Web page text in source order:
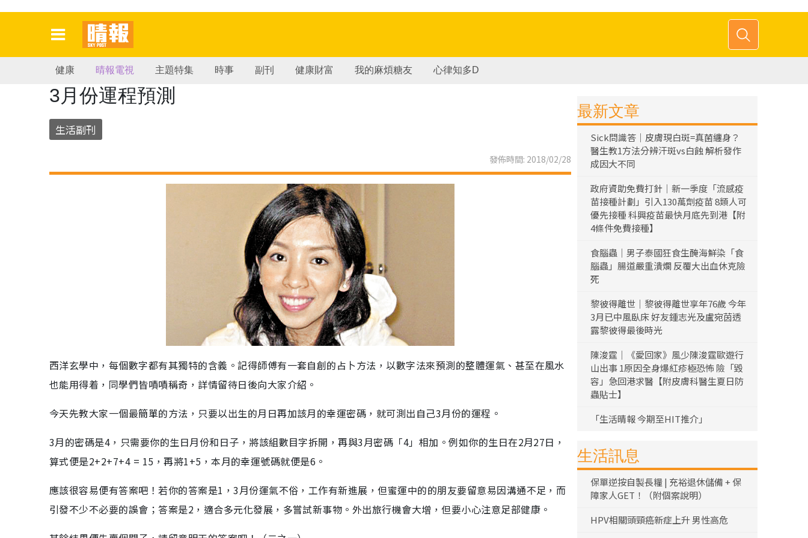
健康 晴報電視 主題特集 時事 副刊 健康財富 我的麻煩糖友 心律知多D
3月份運程預測
生活副刊
發佈時間: 2018/02/28
西洋玄學中，每個數字都有其獨特的含義。記得師傅有一套自創的占卜方法，以數字法來預測的整體運氣、甚至在風水
也能用得着，同學們皆嘖嘖稱奇，詳情留待日後向大家介紹。
今天先教大家一個最簡單的方法，只要以出生的月日再加該月的幸運密碼，就可測出自己3月份的運程。
3月的密碼是4，只需要你的生日月份和日子，將該組數目字拆開，再與3月密碼「4」相加。例如你的生日在2月27日，
算式便是2+2+7+4 = 15，再將1+5，本月的幸運號碼就便是6。
應該很容易便有答案吧！若你的答案是1，3月份運氣不俗，工作有新進展，但蜜運中的的朋友要留意易因溝通不足，而
引發不少不必要的誤會；答案是2，適合多元化發展，多嘗試新事物。外出旅行機會大增，但要小心注意足部健康。
最新文章
Sick問識答｜皮膚現白斑=真菌纏身？
醫生教1方法分辨汗斑vs白蝕 解析發作
成因大不同
政府資助免費打針｜新一季度「流感疫
苗接種計劃」引入130萬劑疫苗 8類人可
優先接種 科興疫苗最快月底先到港【附
4條件免費接種】
食腦蟲｜男子泰國狂食生醃海鮮染「食
腦蟲」腸道嚴重潰爛 反覆大出血休克險
死
黎彼得離世｜黎彼得離世享年76歲 今年
3月已中風臥床 好友鍾志光及盧宛茵透
露黎彼得最後時光
陳浚霆｜《愛回家》風少陳浚霆歐遊行
山出事 1原因全身爆紅疹極恐怖 險「毀
容」急回港求醫【附皮膚科醫生夏日防
蟲貼士】
「生活晴報 今期至HIT推介」
生活訊息
保單逆按自製長糧 | 充裕退休儲備 + 保
障家人GET！（附個案說明）
HPV相關頭頸癌新症上升 男性高危